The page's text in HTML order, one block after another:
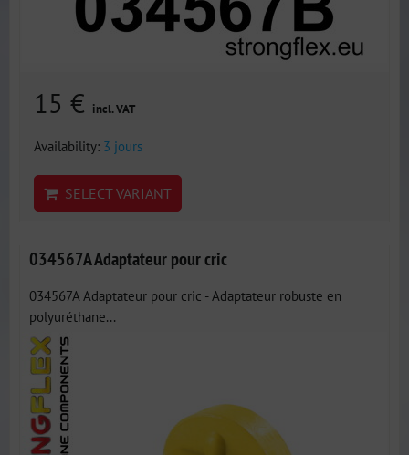
15 € incl. VAT
Availability: 3 jours
SELECT VARIANT
034567A Adaptateur pour cric
034567A Adaptateur pour cric - Adaptateur robuste en
polyuréthane...